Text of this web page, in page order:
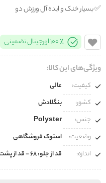
✅️ بسیار خنک و ایده آل ورزش دو
100% اورجینال تضمینی
ویژگی‌های این کالا:
کیفیت:
عالی
کشور:
بنگلادش
جنس:
Polyster
وضعیت:
استوک فروشگاهی
اندازه:
قد از جلو: 68 - قد از پشت: 72 - سینه: 51 - کمر: 49